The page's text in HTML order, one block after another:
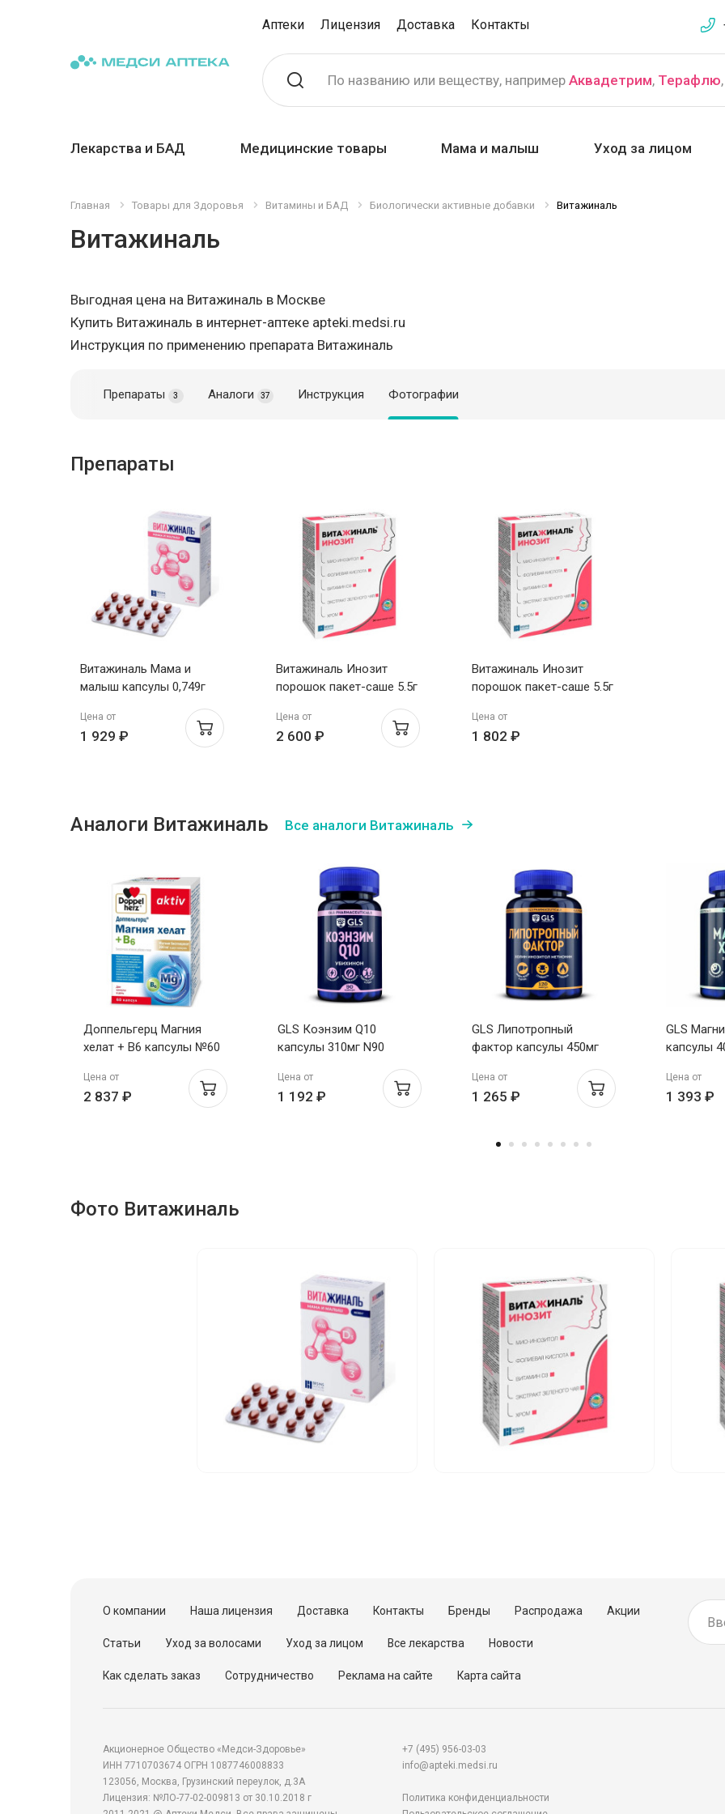
Аптеки Лицензия Доставка Контакты
По названию или веществу, например Аквадетрим, Терафлю,
Лекарства и БАД Медицинские товары Мама и малыш Уход за лицом
Главная Товары для Здоровья Витамины и БАД Биологически активные добавки Витажиналь
Витажиналь
Выгодная цена на Витажиналь в Москве
Купить Витажиналь в интернет-аптеке apteki.medsi.ru
Инструкция по применению препарата Витажиналь
Препараты 3 Аналоги 37 Инструкция Фотографии
Препараты
Витажиналь Мама и
малыш капсулы 0,749г
Цена от
1 929 ₽
Витажиналь Инозит
порошок пакет-саше 5.5г
Цена от
2 600 ₽
Витажиналь Инозит
порошок пакет-саше 5.5г
Цена от
1 802 ₽
Аналоги Витажиналь Все аналоги Витажиналь
Доппельгерц Магния
хелат + B6 капсулы №60
Цена от
2 837 ₽
GLS Коэнзим Q10
капсулы 310мг N90
Цена от
1 192 ₽
GLS Липотропный
фактор капсулы 450мг
Цена от
1 265 ₽
GLS
капсулы
Цена от
1 393 ₽
Фото Витажиналь
О компании Наша лицензия Доставка Контакты Бренды Распродажа Акции
Статьи Уход за волосами Уход за лицом Все лекарства Новости
Как сделать заказ Сотрудничество Реклама на сайте Карта сайта
Акционерное Общество «Медси-Здоровье»
ИНН 7710703674 ОГРН 1087746008833
123056, Москва, Грузинский переулок, д.3А
Лицензия: №ЛО-77-02-009813 от 30.10.2018 г
+7 (495) 956-03-03
info@apteki.medsi.ru
Политика конфиденциальности